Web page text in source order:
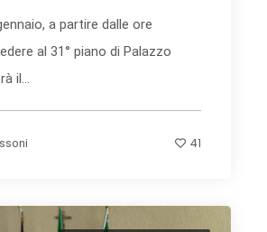
a partire dalle ore
al 31° piano di Palazzo
il...
41